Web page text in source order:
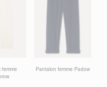
femme
Pantalon femme Padow